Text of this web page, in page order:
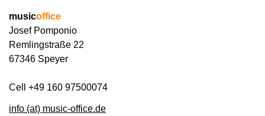
musicoffice
Josef Pomponio
Remlingstraße 22
67346 Speyer
Cell +49 160 97500074
info (at) music-office.de